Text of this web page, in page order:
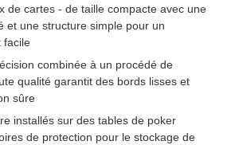
de cartes - de taille compacte avec une
et une structure simple pour un
facile
combinée à un procédé de
qualité garantit des bords lisses et
sûre
installés sur des tables de poker
de protection pour le stockage de